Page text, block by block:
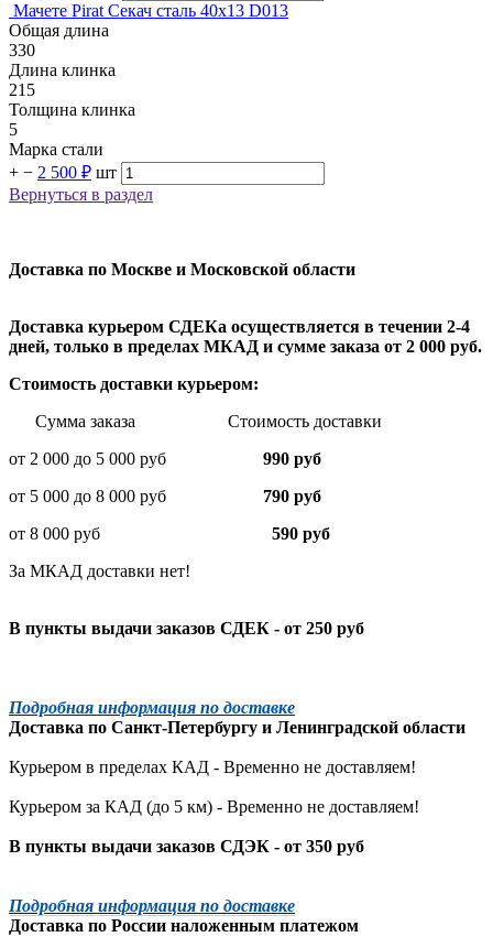
Мачете Pirat Секач сталь 40х13 D013
Общая длина
330
Длина клинка
215
Толщина клинка
5
Марка стали
+ − 2 500 ₽ шт
Вернуться в раздел
Доставка по Москве и Московской области
Доставка курьером СДЕКа осуществляется в течении 2-4
дней, только в пределах МКАД и сумме заказа от 2 000 руб.
Стоимость доставки курьером:
Сумма заказа Стоимость доставки
от 2 000 до 5 000 руб
990 руб
от 5 000 до 8 000 руб 790 руб
от 8 000 руб 590 руб
За МКАД доставки нет!
В пункты выдачи заказов СДЕК - от 250 руб
Подробная информация по доставке
Доставка по Санкт-Петербургу и Ленинградской области
Курьером в пределах КАД - Временно не доставляем!
Курьером за КАД (до 5 км) - Временно не доставляем!
В пункты выдачи заказов СДЭК - от 350 руб
Подробная информация по доставке
Доставка по России наложенным платежом